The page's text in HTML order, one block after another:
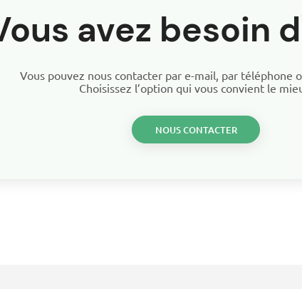
avez besoin
Vous pouvez nous contacter par e-mail, par téléphone
Choisissez l’option qui vous convient le
NOUS CONTACTER